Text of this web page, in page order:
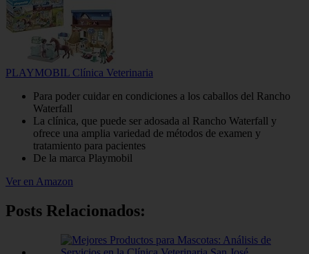
PLAYMOBIL Clínica Veterinaria
Para poder cuidar en condiciones a los caballos del Rancho
Waterfall
La clínica, que puede ser adosada al Rancho Waterfall y
ofrece una amplia variedad de métodos de examen y
tratamiento para pacientes
De la marca Playmobil
Ver en Amazon
Posts Relacionados: